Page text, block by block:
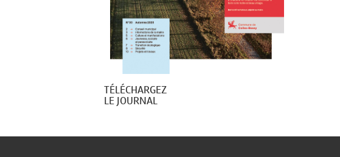
TÉLÉCHARGEZ
LE JOURNAL